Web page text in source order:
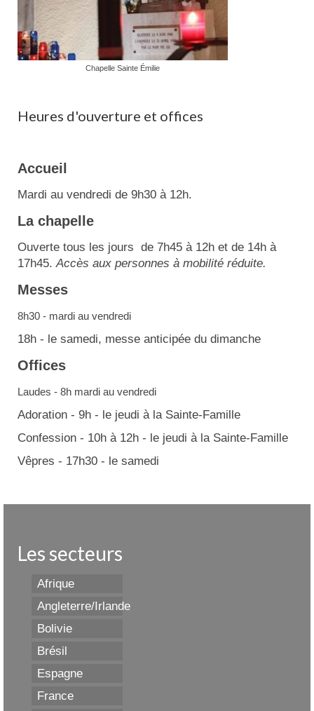
Chapelle Sainte Émilie
Heures d'ouverture et offices
Accueil
Mardi au vendredi de 9h30 à 12h.
La chapelle
Ouverte tous les jours de 7h45 à 12h et de 14h à
17h45.Accès aux personnes à mobilité réduite.
Messes
8h30 - mardi au vendredi
18h - le samedi, messe anticipée du dimanche
Offices
Laudes - 8h mardi au vendredi
Adoration - 9h - le jeudi à la Sainte-Famille
Confession - 10h à 12h - le jeudi à la Sainte-Famille
Vêpres - 17h30 - le samedi
Les secteurs
Afrique
Angleterre/Irlande
Bolivie
Brésil
Espagne
France